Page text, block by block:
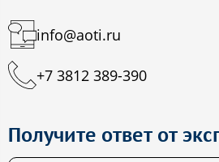
info@aoti.ru
+7 3812 389-390
Получите ответ от